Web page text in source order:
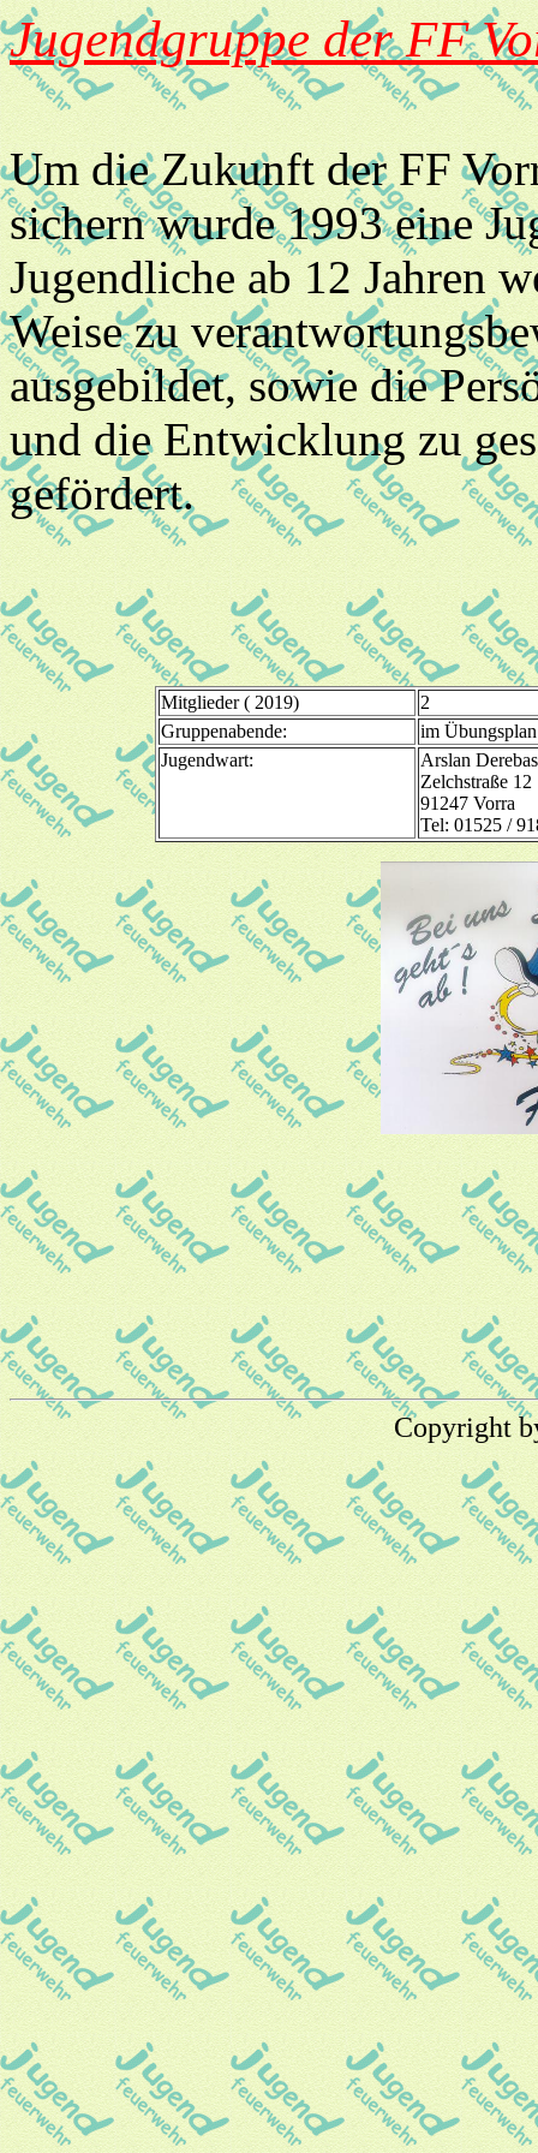
Jugendgruppe der FF
Um die Zukunft der FF
sichern wurde 1993 eine
Jugendliche ab 12 Jahren
Weise zu
ausgebildet, sowie die
und die Entwicklung zu
gefördert.
Mitglieder ( 2019)
2
Gruppenabende:
im
Jugendwart:
Arslan
Zelchstraße 12
91247 Vorra
Tel: 01525 /
Copyright